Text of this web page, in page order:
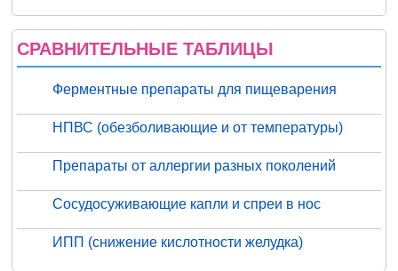
СРАВНИТЕЛЬНЫЕ ТАБЛИЦЫ
Ферментные препараты для пищеварения
НПВС (обезболивающие и от температуры)
Препараты от аллергии разных поколений
Сосудосуживающие капли и спреи в нос
ИПП (снижение кислотности желудка)